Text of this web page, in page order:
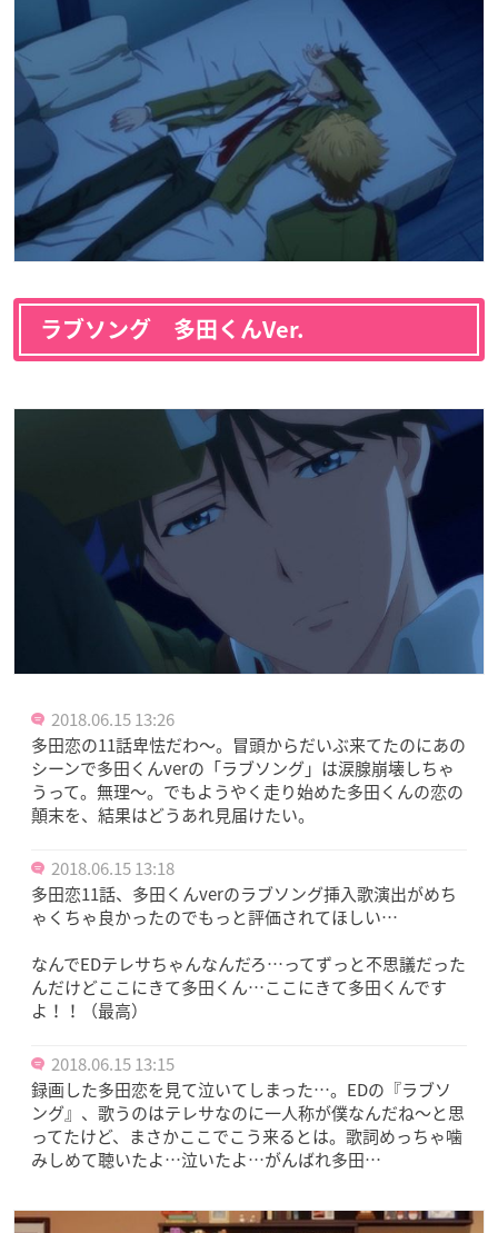
ラブソング 多田くんVer.
2018.06.15 13:26
多田恋の11話卑怯だわ〜。冒頭からだいぶ来てたのにあの
シーンで多田くんverの「ラブソング」は涙腺崩壊しちゃ
うって。無理〜。でもようやく走り始めた多田くんの恋の
顛末を、結果はどうあれ見届けたい。
2018.06.15 13:18
多田恋11話、多田くんverのラブソング挿入歌演出がめち
ゃくちゃ良かったのでもっと評価されてほしい…
なんでEDテレサちゃんなんだろ…ってずっと不思議だった
んだけどここにきて多田くん…ここにきて多田くんです
よ！！（最高）
2018.06.15 13:15
録画した多田恋を見て泣いてしまった…。EDの『ラブソ
ング』、歌うのはテレサなのに一人称が僕なんだね〜と思
ってたけど、まさかここでこう来るとは。歌詞めっちゃ噛
みしめて聴いたよ…泣いたよ…がんばれ多田…